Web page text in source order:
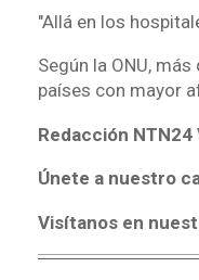
"Allá en los
Según la ONU,
países con mayor
Redacción NTN24
Únete a nuestro
Visítanos en